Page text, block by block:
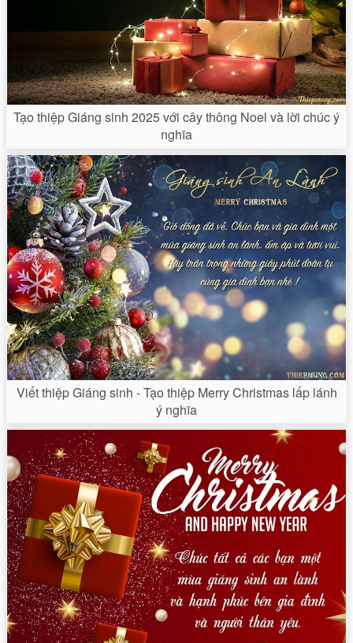
Tạo thiệp Giáng sinh 2025 với cây thông Noel và lời chúc ý
nghĩa
Viết thiệp Giáng sinh - Tạo thiệp Merry Christmas lấp lánh
ý nghĩa